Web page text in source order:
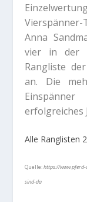
Anna
vier in der
Rangliste
an. Die
erfolgreiches
Alle Ranglisten
Quelle:https://
sind-da